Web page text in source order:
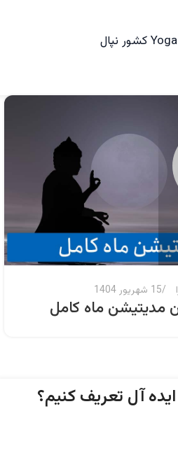
15 شهریور 1404
مدیتیشن ماه کامل
آل تعریف کنیم؟